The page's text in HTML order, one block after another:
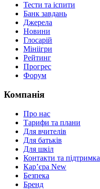
Тести та іспити
Банк завдань
Джерела
Новини
Глосарій
Мініігри
Рейтинг
Прогрес
Форум
Компанія
Про нас
Тарифи та плани
Для вчителів
Для батьків
Для шкіл
Контакти та підтримка
Кар’єра New
Безпека
Бренд